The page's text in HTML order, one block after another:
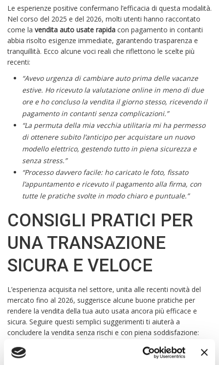
Le esperienze positive confermano l’efficacia di questa modalità.
Nel corso del 2025 e del 2026, molti utenti hanno raccontato
come la vendita auto usate rapida con pagamento in contanti
abbia risolto esigenze immediate, garantendo trasparenza e
tranquillità. Ecco alcune voci reali che riflettono le scelte più
recenti:
“Avevo urgenza di cambiare auto prima delle vacanze
estive. Ho ricevuto la valutazione online in meno di due
ore e ho concluso la vendita il giorno stesso, ricevendo il
pagamento in contanti senza complicazioni.”
“La permuta della mia vecchia utilitaria mi ha permesso
di ottenere subito l’anticipo per acquistare un nuovo
modello elettrico, gestendo tutto in piena sicurezza e
senza stress.”
“Processo davvero facile: ho caricato le foto, fissato
l’appuntamento e ricevuto il pagamento alla firma, con
tutte le pratiche svolte in modo chiaro e puntuale.”
CONSIGLI PRATICI PER
UNA TRANSAZIONE
SICURA E VELOCE
L’esperienza acquisita nel settore, unita alle recenti novità del
mercato fino al 2026, suggerisce alcune buone pratiche per
rendere la vendita della tua auto usata ancora più efficace e
sicura. Seguire questi semplici suggerimenti ti aiuterà a
concludere la vendita senza rischi e con piena soddisfazione:
Prepara tutti i documenti
richiesti prima dell’appuntamento:
carta di circolazione, certificato di proprietà, documento